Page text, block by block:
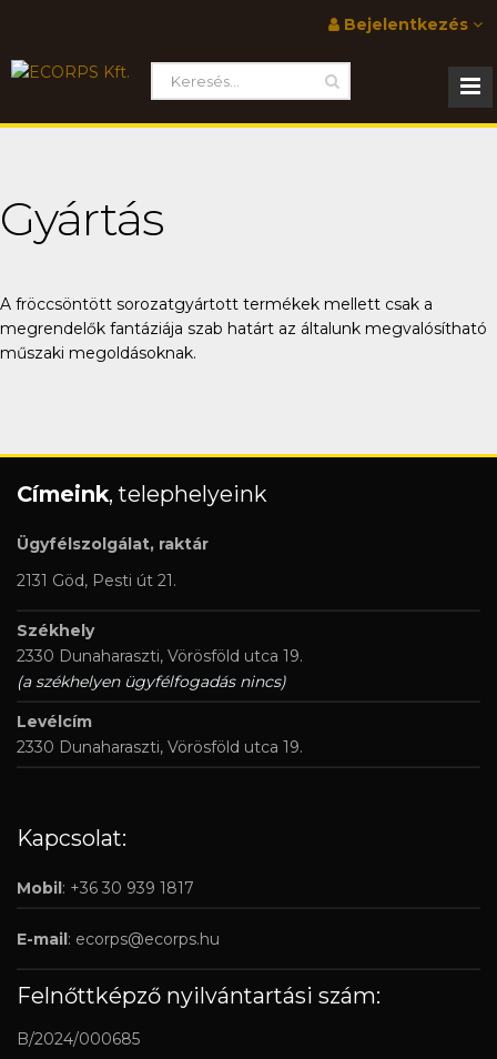
Bejelentkezés
Gyártás
A fröccsöntött sorozatgyártott termékek mellett csak a
megrendelők fantáziája szab határt az általunk megvalósítható
műszaki megoldásoknak.
Címeink, telephelyeink
Ügyfélszolgálat, raktár
2131 Göd, Pesti út 21.
Székhely
2330 Dunaharaszti, Vörösföld utca 19.
(a székhelyen ügyfélfogadás nincs)
Levélcím
2330 Dunaharaszti, Vörösföld utca 19.
Kapcsolat:
Mobil: +36 30 939 1817
E-mail: ecorps@ecorps.hu
Felnőttképző nyilvántartási szám:
B/2024/000685